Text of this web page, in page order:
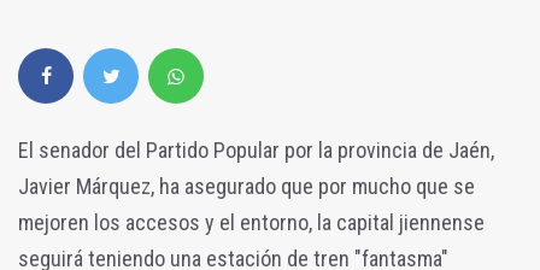
El senador del Partido Popular por la provincia de Jaén,
Javier Márquez, ha asegurado que por mucho que se
mejoren los accesos y el entorno, la capital jiennense
seguirá teniendo una estación de tren "fantasma"